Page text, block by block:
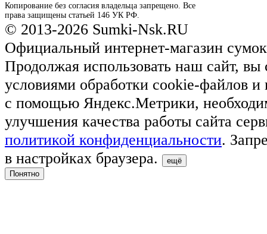
Копирование без согласия владельца запрещено. Все
права защищены статьей 146 УК РФ.
© 2013-2026 Sumki-Nsk.RU
Официальный интернет-магазин
Продолжая использовать наш сайт, вы
условиями обработки cookie-файлов и
с помощью Яндекс.Метрики,
улучшения качества работы сайта
политикой конфиденциальности.
в настройках браузера.
ещё
Понятно